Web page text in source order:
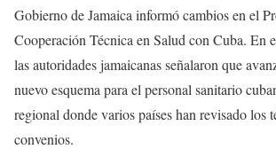
Gobierno de Jamaica informó cambios en el
Cooperación Técnica en Salud con Cuba. En
las autoridades jamaicanas señalaron que
nuevo esquema para el personal sanitario
regional donde varios países han revisado los
convenios.